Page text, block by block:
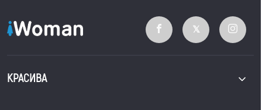
КРАСИВА